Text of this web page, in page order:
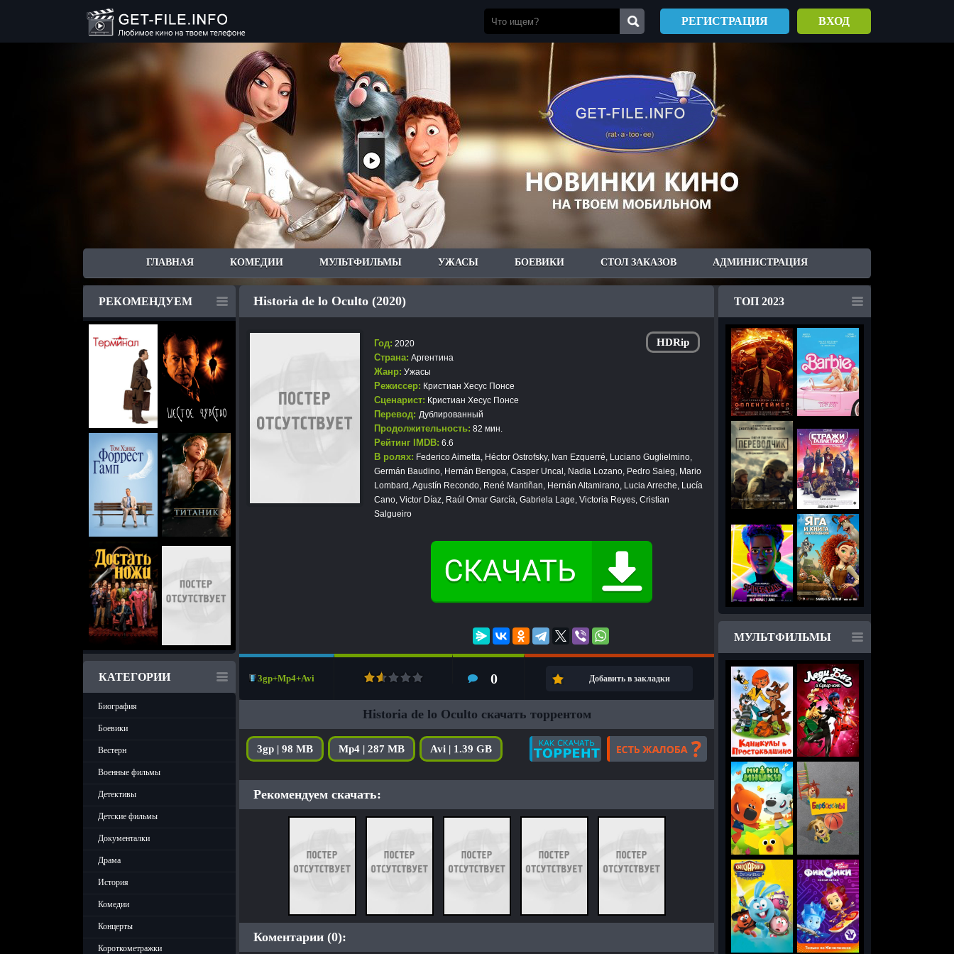
РЕГИСТРАЦИЯ ВХОД
ГЛАВНАЯ КОМЕДИИ МУЛЬТФИЛЬМЫ УЖАСЫ БОЕВИКИ СТОЛ ЗАКАЗОВ АДМИНИСТРАЦИЯ
РЕКОМЕНДУЕМ
КАТЕГОРИИ
Биография
Боевики
Вестерн
Военные фильмы
Детективы
Детские фильмы
Документалки
Драма
История
Комедии
Концерты
Короткометражки
HDRip
Historia de lo Oculto (2020)
Год: 2020
Страна: Аргентина
Жанр: Ужасы
Режиссер: Кристиан Хесус Понсе
Сценарист: Кристиан Хесус Понсе
Перевод: Дублированный
Продолжительность: 82 мин.
Рейтинг IMDB: 6.6
В ролях: Federico Aimetta, Héctor Ostrofsky, Ivan Ezquerré, Luciano Guglielmino,
Germán Baudino, Hernán Bengoa, Casper Uncal, Nadia Lozano, Pedro Saieg, Mario
Lombard, Agustín Recondo, René Mantiñan, Hernán Altamirano, Lucia Arreche, Lucía
Cano, Victor Díaz, Raúl Omar García, Gabriela Lage, Victoria Reyes, Cristian
Salgueiro
3gp+Mp4+Avi 0 Добавить в закладки
Historia de lo Oculto скачать торрентом
3gp | 98 MB Mp4 | 287 MB Avi | 1.39 GB
Рекомендуем скачать:
Коментарии (0):
ТОП 2023
МУЛЬТФИЛЬМЫ